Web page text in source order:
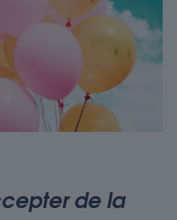
de la